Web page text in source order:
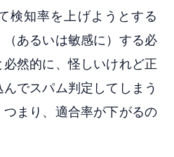
検知率を上げようとする
あるいは敏感に）する必
然的に、怪しいけれど正
でスパム判定してしまう
つまり、適合率が下がるの